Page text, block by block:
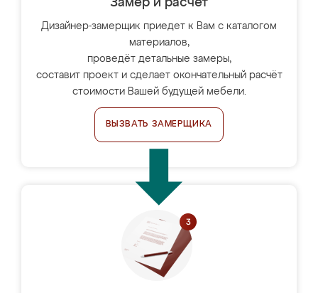
Замер и расчет
Дизайнер-замерщик приедет к Вам с каталогом
материалов,
проведёт детальные замеры,
составит проект и сделает окончательный расчёт
стоимости Вашей будущей мебели.
ВЫЗВАТЬ ЗАМЕРЩИКА